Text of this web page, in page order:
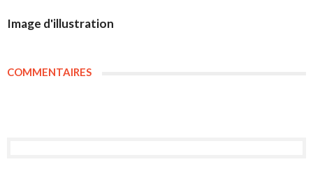
Image d'illustration
COMMENTAIRES